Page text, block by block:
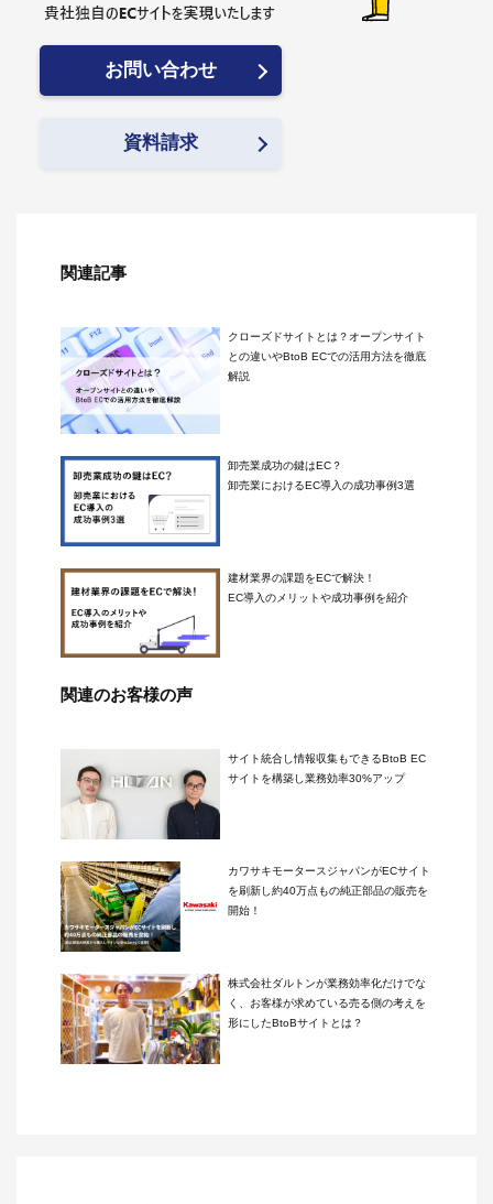
お問い合わせ
資料請求
関連記事
クローズドサイトとは？オープンサイト
との違いやBtoB ECでの活用方法を徹底
解説
卸売業成功の鍵はEC？
卸売業におけるEC導入の成功事例3選
建材業界の課題をECで解決！
EC導入のメリットや成功事例を紹介
関連のお客様の声
サイト統合し情報収集もできるBtoB EC
サイトを構築し業務効率30%アップ
カワサキモータースジャパンがECサイト
を刷新し約40万点もの純正部品の販売を
開始！
株式会社ダルトンが業務効率化だけでな
く、お客様が求めている売る側の考えを
形にしたBtoBサイトとは？